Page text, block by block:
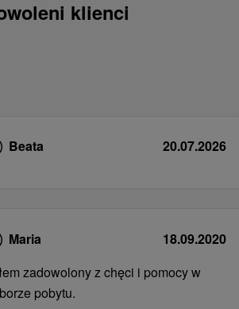
klienci
Beata 20.07.2026
Maria
18.09.2020
zadowolony z chęci i pomocy w
pobytu.